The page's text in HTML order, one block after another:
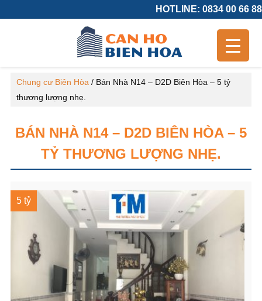
HOTLINE: 0834 00 66 88
Chung cư Biên Hòa / Bán Nhà N14 – D2D Biên Hòa – 5 tỷ
thương lượng nhẹ.
BÁN NHÀ N14 – D2D BIÊN HÒA – 5
TỶ THƯƠNG LƯỢNG NHẸ.
5 tỷ